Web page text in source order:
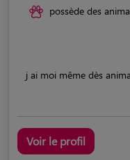
possède des
j ai moi même dès
Voir le profil